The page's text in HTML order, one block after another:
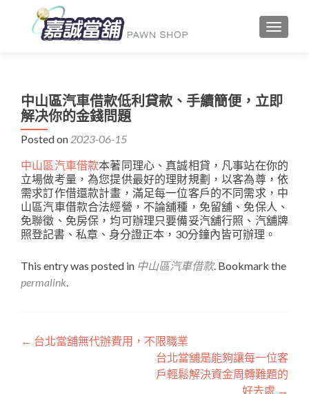
中山區汽車借款低利貸款、手續簡便，立即
解决你的金錢問題
Posted on 2023-06-15
中山區汽車借款本著同理心、真誠相貸，凡事站在你的
立場做考量，為您提供最好的理財規劃，以客為尊，依
需求訂作借還款計畫，滿足每一位客戶的不同需求，中
山區汽車借款合法經營，不論舖種，免留舖、免保人、
免聯徵、免房保，均可辦理只要備妥汽舖行照、汽舖牌
照登記書、私章、身分證正本，30分鐘內皆可辦理。
This entry was posted in 中山區汽車借款. Bookmark the
permalink.
文
← 台北當舖無代辦費用，不限職業
台北當舖是能夠讓每一位客
戶輕鬆解決資金周轉難題的
好去處 →